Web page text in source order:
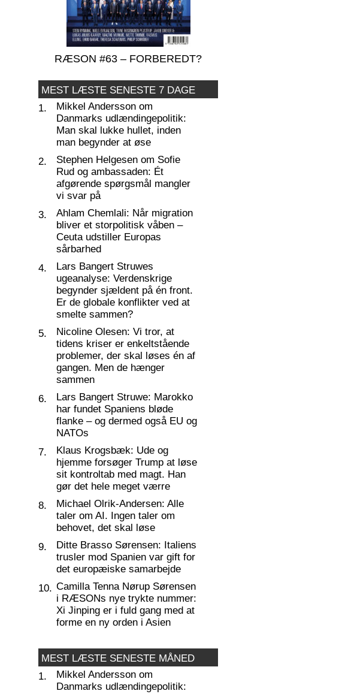
RÆSON #63 – FORBEREDT?
MEST LÆSTE SENESTE 7 DAGE
1.
Mikkel Andersson om
Danmarks udlændingepolitik:
Man skal lukke hullet, inden
man begynder at øse
2.
Stephen Helgesen om Sofie
Rud og ambassaden: Ét
afgørende spørgsmål mangler
vi svar på
3.
Ahlam Chemlali: Når migration
bliver et storpolitisk våben –
Ceuta udstiller Europas
sårbarhed
4.
Lars Bangert Struwes
ugeanalyse: Verdenskrige
begynder sjældent på én front.
Er de globale konflikter ved at
smelte sammen?
5.
Nicoline Olesen: Vi tror, at
tidens kriser er enkeltstående
problemer, der skal løses én af
gangen. Men de hænger
sammen
6.
Lars Bangert Struwe: Marokko
har fundet Spaniens bløde
flanke – og dermed også EU og
NATOs
7.
Klaus Krogsbæk: Ude og
hjemme forsøger Trump at løse
sit kontroltab med magt. Han
gør det hele meget værre
8.
Michael Olrik-Andersen: Alle
taler om AI. Ingen taler om
behovet, det skal løse
9.
Ditte Brasso Sørensen: Italiens
trusler mod Spanien var gift for
det europæiske samarbejde
10. Camilla Tenna Nørup Sørensen
i RÆSONs nye trykte nummer:
Xi Jinping er i fuld gang med at
forme en ny orden i Asien
MEST LÆSTE SENESTE MÅNED
1.
Mikkel Andersson om
Danmarks udlændingepolitik: